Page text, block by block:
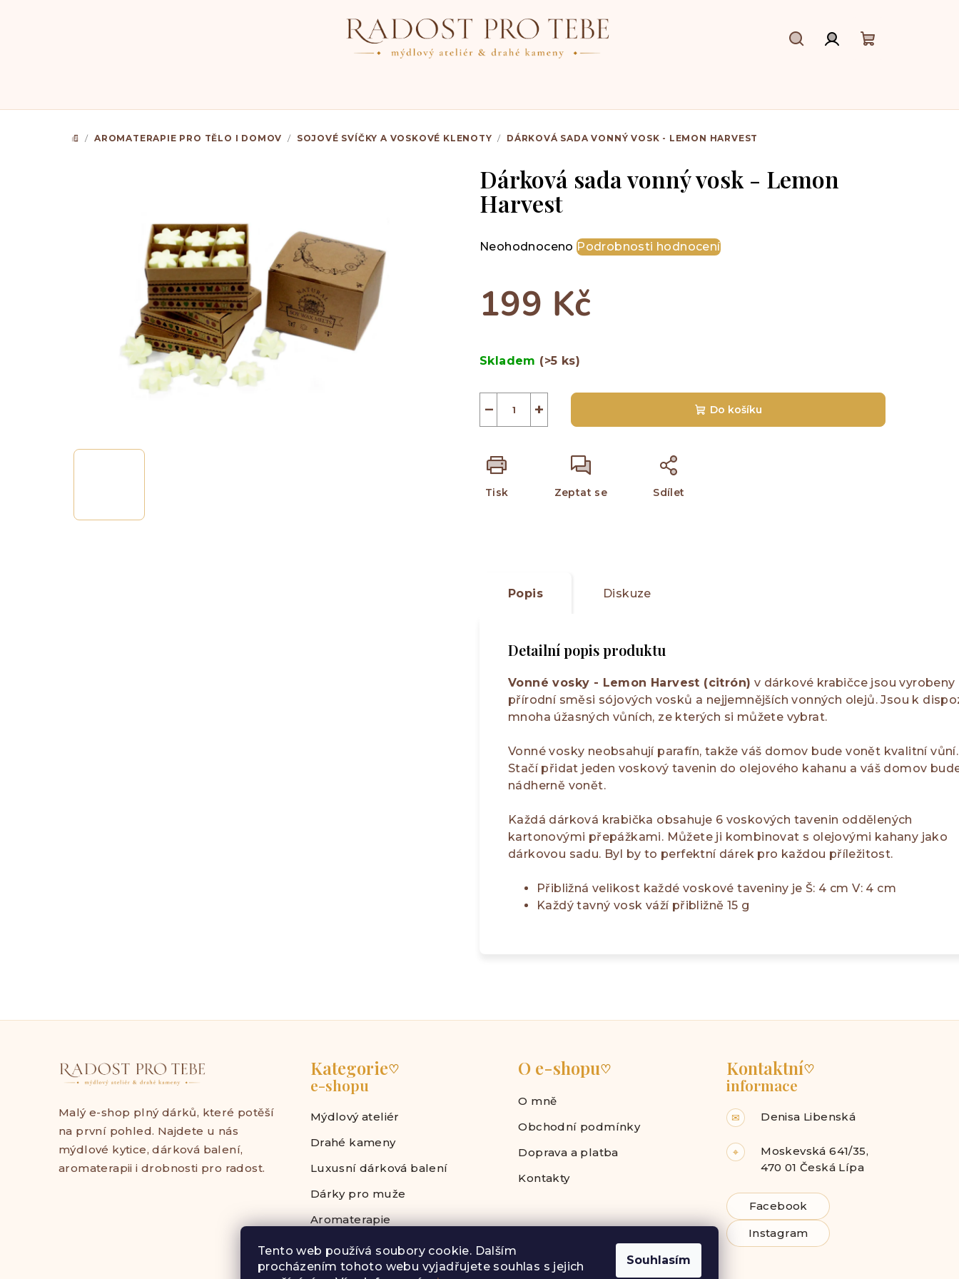
Tento web používá soubory cookie. Dalším
procházením tohoto webu vyjadřujete souhlas s jejich
Souhlasím
DOMŮ
/ AROMATERAPIE PRO TĚLO I DOMOV / SOJOVÉ SVÍČKY A VOSKOVÉ KLENOTY / DÁRKOVÁ SADA VONNÝ VOSK - LEMON HARVEST
Dárková sada vonný vosk - Lemon
Harvest
Průměrné
je
0,0
hvězdiček.
Neohodnoceno Podrobnosti hodnocení
199 Kč
cena:
Skladem (>5 ks)
+
− Do košíku
Tisk Zeptat se Sdílet
Popis Diskuze
Detailní popis produktu
Vonné vosky - Lemon Harvest (citrón) v dárkové krabičce jsou vyrobeny
přírodní směsi sójových vosků a nejjemnějších vonných olejů. Jsou k
mnoha úžasných vůních, ze kterých si můžete vybrat.
Vonné vosky neobsahují parafín, takže váš domov bude vonět kvalitní vůní.
Stačí přidat jeden voskový tavenin do olejového kahanu a váš domov
nádherně vonět.
Každá dárková krabička obsahuje 6 voskových tavenin oddělených
kartonovými přepážkami. Můžete ji kombinovat s olejovými kahany jako
dárkovou sadu. Byl by to perfektní dárek pro každou příležitost.
Přibližná velikost každé voskové taveniny je Š: 4 cm V: 4 cm
Každý tavný vosk váží přibližně 15 g
Malý e-shop plný dárků, které potěší
na první pohled. Najdete u nás
mýdlové kytice, dárková balení,
aromaterapii i drobnosti pro radost.
Kategorie♡
e-shopu
Mýdlový ateliér
Drahé kameny
Luxusní dárková balení
Dárky pro muže
Aromaterapie
O e-shopu♡
O mně
Obchodní podmínky
Doprava a platba
Kontakty
Kontaktní♡
informace
✉ Denisa Libenská
⌖
Moskevská 641/35,
470 01 Česká Lípa
Facebook
Instagram